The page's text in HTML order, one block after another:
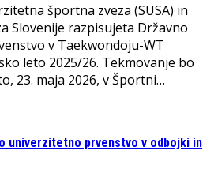
športna zveza (SUSA) in
Slovenije razpisujeta Državno
v Taekwondoju-WT
leto 2025/26. Tekmovanje bo
23. maja 2026, v Športni…
univerzitetno prvenstvo v odbojki in